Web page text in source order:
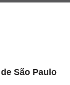
São Paulo